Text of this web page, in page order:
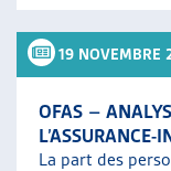
19 NOVEMBRE
OFAS –
L’ASSURANCE-
La part des